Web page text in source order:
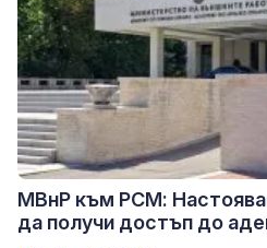
МВнР към РСМ:
да получи достъп до